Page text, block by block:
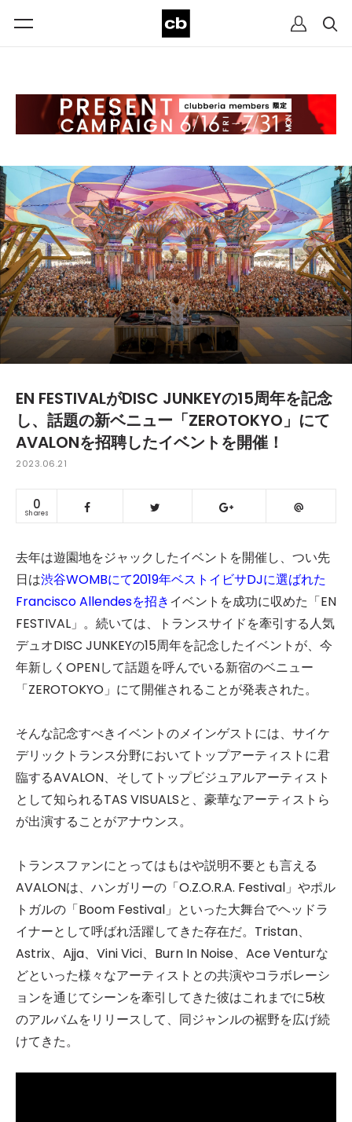
EN FESTIVALがDISC JUNKEYの15周年を記念
し、話題の新ベニュー「ZEROTOKYO」にて
AVALONを招聘したイベントを開催！
2023.06.21
0
Shares
去年は遊園地をジャックしたイベントを開催し、つい先
日は渋谷WOMBにて2019年ベストイビサDJに選ばれた
Francisco Allendesを招きイベントを成功に収めた「EN
FESTIVAL」。続いては、トランスサイドを牽引する人気
デュオDISC JUNKEYの15周年を記念したイベントが、今
年新しくOPENして話題を呼んでいる新宿のベニュー
「ZEROTOKYO」にて開催されることが発表された。
そんな記念すべきイベントのメインゲストには、サイケ
デリックトランス分野においてトップアーティストに君
臨するAVALON、そしてトップビジュアルアーティスト
として知られるTAS VISUALSと、豪華なアーティストら
が出演することがアナウンス。
トランスファンにとってはもはや説明不要とも言える
AVALONは、ハンガリーの「O.Z.O.R.A. Festival」やポル
トガルの「Boom Festival」といった大舞台でヘッドラ
イナーとして呼ばれ活躍してきた存在だ。Tristan、
Astrix、Ajja、Vini Vici、Burn In Noise、Ace Venturな
どといった様々なアーティストとの共演やコラボレーシ
ョンを通じてシーンを牽引してきた彼はこれまでに5枚
のアルバムをリリースして、同ジャンルの裾野を広げ続
けてきた。